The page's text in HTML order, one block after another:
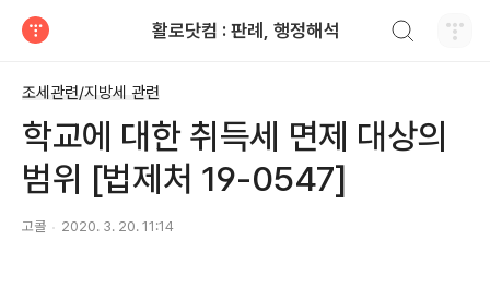
활로닷컴 : 판례, 행정해석
조세관련/지방세 관련
학교에 대한 취득세 면제 대상의
범위 [법제처 19-0547]
고콜 2020. 3. 20. 11:14